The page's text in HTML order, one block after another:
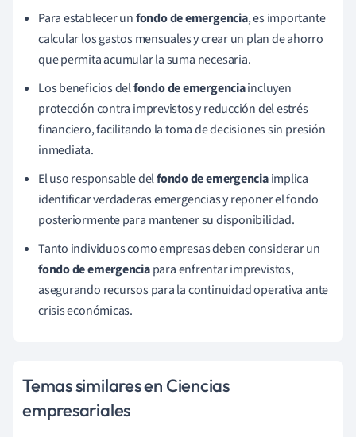
Para establecer unfondo de emergencia, es importante
calcular los gastos mensuales y crear un plan de ahorro
que permita acumular la suma necesaria.
Los beneficios delfondo de emergenciaincluyen
protección contra imprevistos y reducción del estrés
financiero, facilitando la toma de decisiones sin presión
inmediata.
El uso responsable delfondo de emergenciaimplica
identificar verdaderas emergencias y reponer el fondo
posteriormente para mantener su disponibilidad.
Tanto individuos como empresas deben considerar un
fondo de emergenciapara enfrentar imprevistos,
asegurando recursos para la continuidad operativa ante
crisis económicas.
Temas similares en Ciencias
empresariales